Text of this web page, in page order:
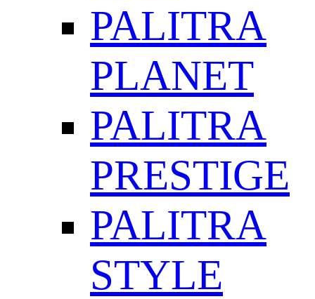
PALITRA
PLANET
PALITRA
PRESTIGE
PALITRA
STYLE